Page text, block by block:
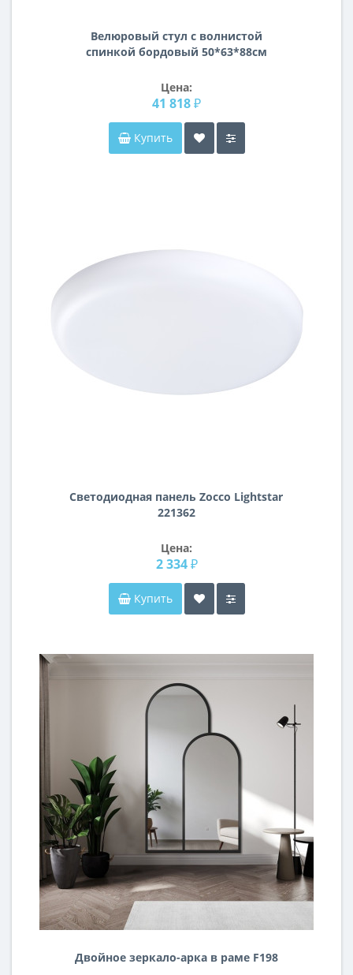
Велюровый стул с волнистой
спинкой бордовый 50*63*88см
Цена:
41 818 ₽
Купить
Светодиодная панель Zocco Lightstar
221362
Цена:
2 334 ₽
Купить
Двойное зеркало-арка в раме F198